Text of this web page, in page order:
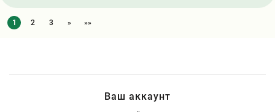
1 2 3 » »»
Ваш аккаунт